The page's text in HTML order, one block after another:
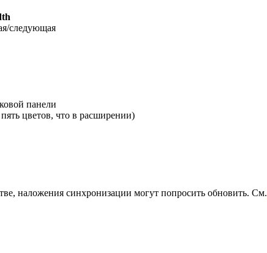
следующая
панели
цветов, что в расширении)
наложения синхронизации могут попросить обновить. См.